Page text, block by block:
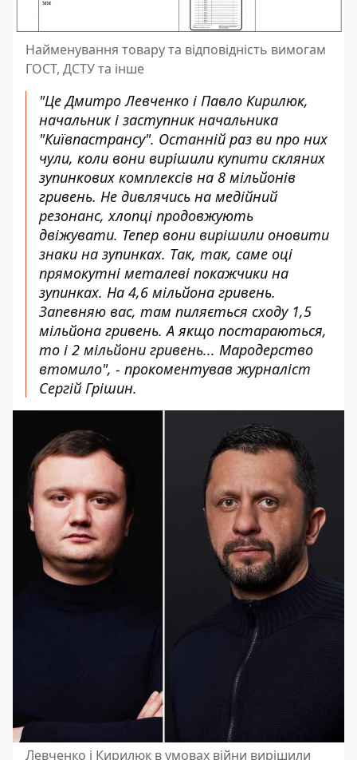
Найменування товару та відповідність вимогам
ГОСТ, ДСТУ та інше
"Це Дмитро Левченко і Павло Кирилюк,
начальник і заступник начальника
"Київпастрансу". Останній раз ви про них
чули, коли вони вирішили купити скляних
зупинкових комплексів на 8 мільйонів
гривень. Не дивлячись на медійний
резонанс, хлопці продовжують
двіжувати. Тепер вони вирішили оновити
знаки на зупинках. Так, так, саме оці
прямокутні металеві покажчики на
зупинках. На 4,6 мільйона гривень.
Запевняю вас, там пиляється сходу 1,5
мільйона гривень. А якщо постараються,
то і 2 мільйони гривень... Мародерство
втомило", - прокоментував журналіст
Сергій Грішин.
Левченко і Кирилюк в умовах війни вирішили